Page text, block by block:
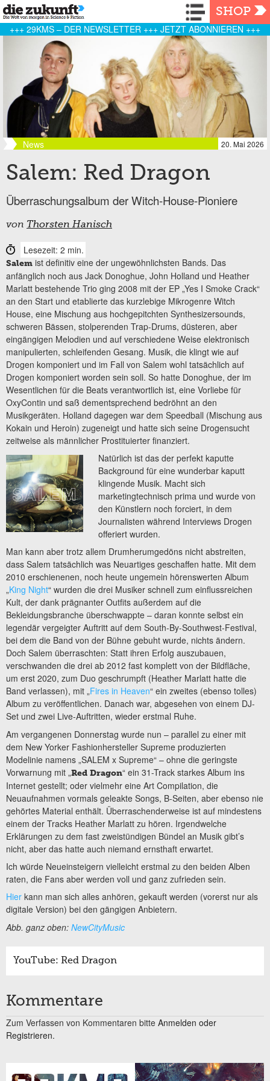
Navigation
SHOP
+++ 29KMS – DER NEWSLETTER +++ JETZT ABONNIEREN +++
News 20. Mai 2026
Salem: Red Dragon
Überraschungsalbum der Witch-House-Pioniere
von Thorsten Hanisch
Lesezeit: 2 min.
Salem ist definitiv eine der ungewöhnlichsten Bands. Das
anfänglich noch aus Jack Donoghue, John Holland und Heather
Marlatt bestehende Trio ging 2008 mit der EP „Yes I Smoke Crack“
an den Start und etablierte das kurzlebige Mikrogenre Witch
House, eine Mischung aus hochgepitchten Synthesizersounds,
schweren Bässen, stolperenden Trap-Drums, düsteren, aber
eingängigen Melodien und auf verschiedene Weise elektronisch
manipulierten, schleifenden Gesang. Musik, die klingt wie auf
Drogen komponiert und im Fall von Salem wohl tatsächlich auf
Drogen komponiert worden sein soll. So hatte Donoghue, der im
Wesentlichen für die Beats verantwortlich ist, eine Vorliebe für
OxyContin und saß dementsprechend bedröhnt an den
Musikgeräten. Holland dagegen war dem Speedball (Mischung aus
Kokain und Heroin) zugeneigt und hatte sich seine Drogensucht
zeitweise als männlicher Prostituierter finanziert.
Natürlich ist das der perfekt kaputte
Background für eine wunderbar kaputt
klingende Musik. Macht sich
marketingtechnisch prima und wurde von
den Künstlern noch forciert, in dem
Journalisten während Interviews Drogen
offeriert wurden.
Man kann aber trotz allem Drumherumgedöns nicht abstreiten,
dass Salem tatsächlich was Neuartiges geschaffen hatte. Mit dem
2010 erschienenen, noch heute ungemein hörenswerten Album
„King Night“ wurden die drei Musiker schnell zum einflussreichen
Kult, der dank prägnanter Outfits außerdem auf die
Bekleidungsbranche überschwappte – daran konnte selbst ein
legendär vergeigter Auftritt auf dem South-By-Southwest-Festival,
bei dem die Band von der Bühne gebuht wurde, nichts ändern.
Doch Salem überraschten: Statt ihren Erfolg auszubauen,
verschwanden die drei ab 2012 fast komplett von der Bildfläche,
um erst 2020, zum Duo geschrumpft (Heather Marlatt hatte die
Band verlassen), mit „Fires in Heaven“ ein zweites (ebenso tolles)
Album zu veröffentlichen. Danach war, abgesehen von einem DJ-
Set und zwei Live-Auftritten, wieder erstmal Ruhe.
Am vergangenen Donnerstag wurde nun – parallel zu einer mit
dem New Yorker Fashionhersteller Supreme produzierten
Modelinie namens „SALEM x Supreme“ – ohne die geringste
Vorwarnung mit „Red Dragon“ ein 31-Track starkes Album ins
Internet gestellt; oder vielmehr eine Art Compilation, die
Neuaufnahmen vormals geleakte Songs, B-Seiten, aber ebenso nie
gehörtes Material enthält. Überraschenderweise ist auf mindestens
einem der Tracks Heather Marlatt zu hören. Irgendwelche
Erklärungen zu dem fast zweistündigen Bündel an Musik gibt’s
nicht, aber das hatte auch niemand ernsthaft erwartet.
Ich würde Neueinsteigern vielleicht erstmal zu den beiden Alben
raten, die Fans aber werden voll und ganz zufrieden sein.
Hier kann man sich alles anhören, gekauft werden (vorerst nur als
digitale Version) bei den gängigen Anbietern.
Abb. ganz oben: NewCityMusic
YouTube: Red Dragon
Kommentare
Zum Verfassen von Kommentaren bitte Anmelden oder
Registrieren.